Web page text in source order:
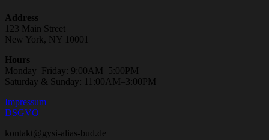
Address
123 Main Street
New York, NY 10001
Hours
Monday–Friday: 9:00AM–5:00PM
Saturday & Sunday: 11:00AM–3:00PM
Impressum
DSGVO
kontakt@gysi-alias-bud.de